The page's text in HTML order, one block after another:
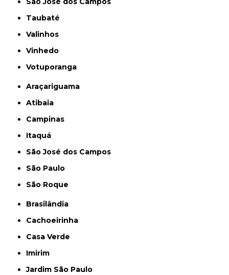
Taubaté
Valinhos
Vinhedo
Votuporanga
Araçariguama
Atibaia
Campinas
Itaquá
São José dos Campos
São Paulo
São Roque
Brasilândia
Cachoeirinha
Casa Verde
Imirim
Jardim São Paulo